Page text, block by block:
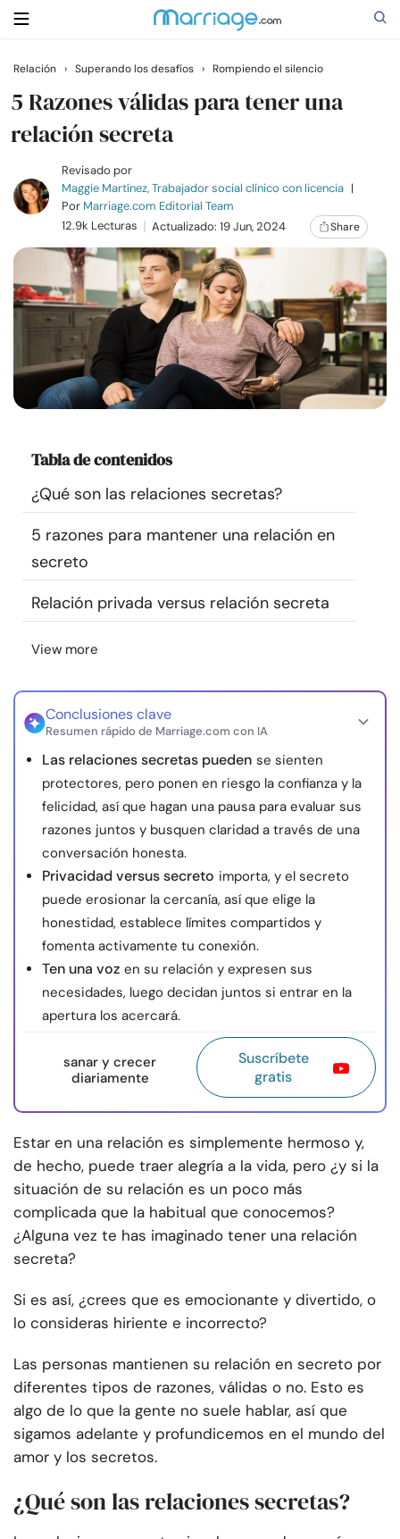
Buscar
Casarse
Relaciones
Familia
Ayuda
Cursos
Comunidad
Encuentra un terapeuta
Idioma
Sobre nosotros
© Copyright 2026. Todos los derechos reservados.
Relación › Superando los desafíos › Rompiendo el silencio
5 Razones válidas para tener una
relación secreta
Revisado por
Maggie Martínez, Trabajador social clínico con licencia |
Por Marriage.com Editorial Team
12.9k Lecturas
Actualizado: 19 Jun, 2024 Share
Tabla de contenidos
¿Qué son las relaciones secretas?
5 razones para mantener una relación en
secreto
Relación privada versus relación secreta
View more
Conclusiones clave
Resumen rápido de Marriage.com con IA
Las relaciones secretas pueden se sienten
protectores, pero ponen en riesgo la confianza y la
felicidad, así que hagan una pausa para evaluar sus
razones juntos y busquen claridad a través de una
conversación honesta.
Privacidad versus secreto importa, y el secreto
puede erosionar la cercanía, así que elige la
honestidad, establece límites compartidos y
fomenta activamente tu conexión.
Ten una voz en su relación y expresen sus
necesidades, luego decidan juntos si entrar en la
apertura los acercará.
sanar y crecer
diariamente
Suscríbete
gratis
Estar en una relación es simplemente hermoso y,
de hecho, puede traer alegría a la vida, pero ¿y si la
situación de su relación es un poco más
complicada que la habitual que conocemos?
¿Alguna vez te has imaginado tener una relación
secreta?
Si es así, ¿crees que es emocionante y divertido, o
lo consideras hiriente e incorrecto?
Las personas mantienen su relación en secreto por
diferentes tipos de razones, válidas o no. Esto es
algo de lo que la gente no suele hablar, así que
sigamos adelante y profundicemos en el mundo del
amor y los secretos.
¿Qué son las relaciones secretas?